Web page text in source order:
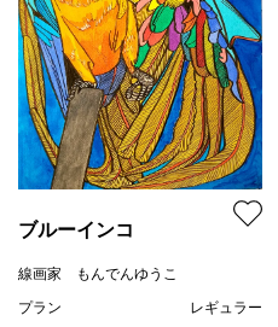
ブルーインコ
線画家 もんでんゆうこ
プラン
レギュラー